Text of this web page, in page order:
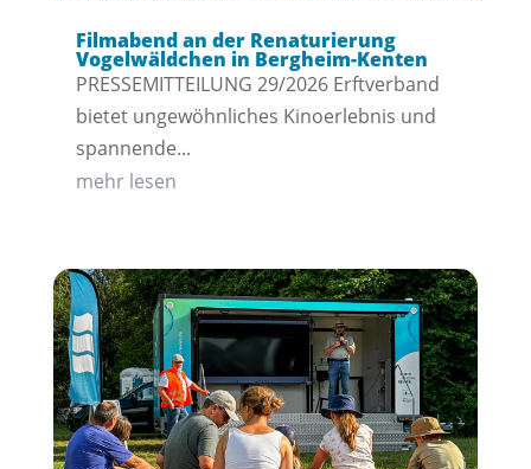
Filmabend an der Renaturierung
Vogelwäldchen in Bergheim-Kenten
PRESSEMITTEILUNG 29/2026 Erftverband
bietet ungewöhnliches Kinoerlebnis und
spannende...
mehr lesen